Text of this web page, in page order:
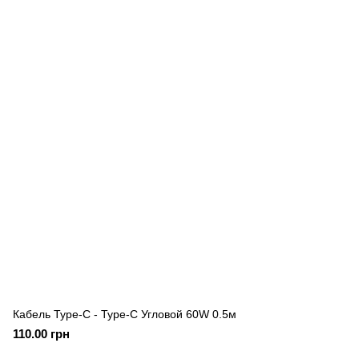
Кабель Type-C - Type-C Угловой 60W 0.5м
110.00 грн